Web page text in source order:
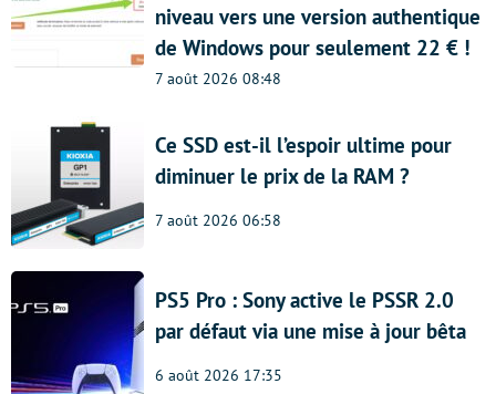
niveau vers une version authentique
de Windows pour seulement 22 € !
7 août 2026 08:48
Ce SSD est-il l’espoir ultime pour
diminuer le prix de la RAM ?
7 août 2026 06:58
PS5 Pro : Sony active le PSSR 2.0
par défaut via une mise à jour bêta
6 août 2026 17:35